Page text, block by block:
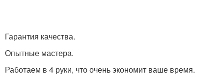
Гарантия качества.
Опытные мастера.
Работаем в 4 руки, что очень экономит ваше время.